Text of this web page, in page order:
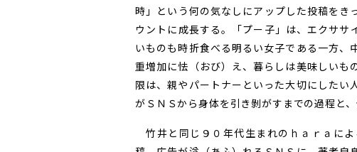
時」という何の気なしにアップした投稿をき
ウントに成長する。「プー子」は、エクサ
いものも時折食べる明るい女子である一方
重増加に怯（おび）え、暮らしは美味しいも
限は、親やパートナーといった大切にした
がＳＮＳから身体を引き剝がすまでの過程と
竹井と同じ９０年代生まれのｈａｒａによ